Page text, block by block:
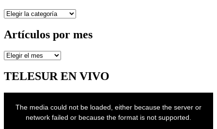
Secciones
Artículos por mes
Artículos
mes
TELESUR EN VIVO